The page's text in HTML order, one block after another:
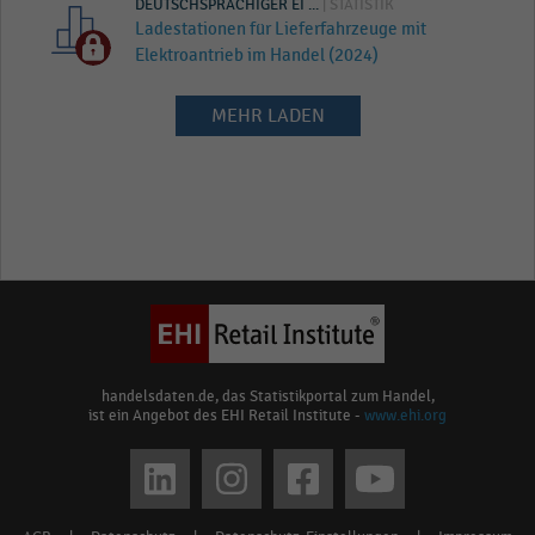
DEUTSCHSPRACHIGER EI ... | STATISTIK
Ladestationen für Lieferfahrzeuge mit
Elektroantrieb im Handel (2024)
MEHR LADEN
handelsdaten.de, das Statistikportal zum Handel,
ist ein Angebot des EHI Retail Institute - www.ehi.org